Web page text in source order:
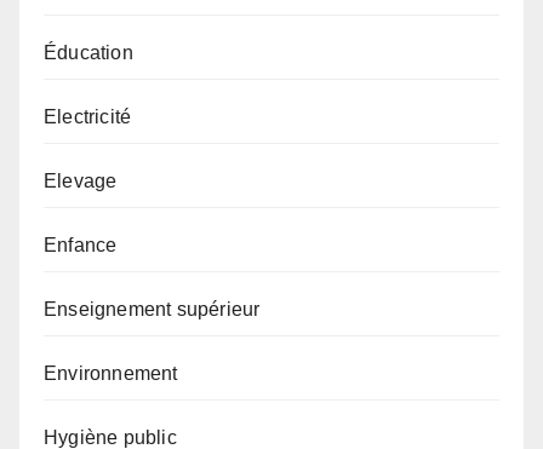
Éducation
Electricité
Elevage
Enfance
Enseignement supérieur
Environnement
Hygiène public